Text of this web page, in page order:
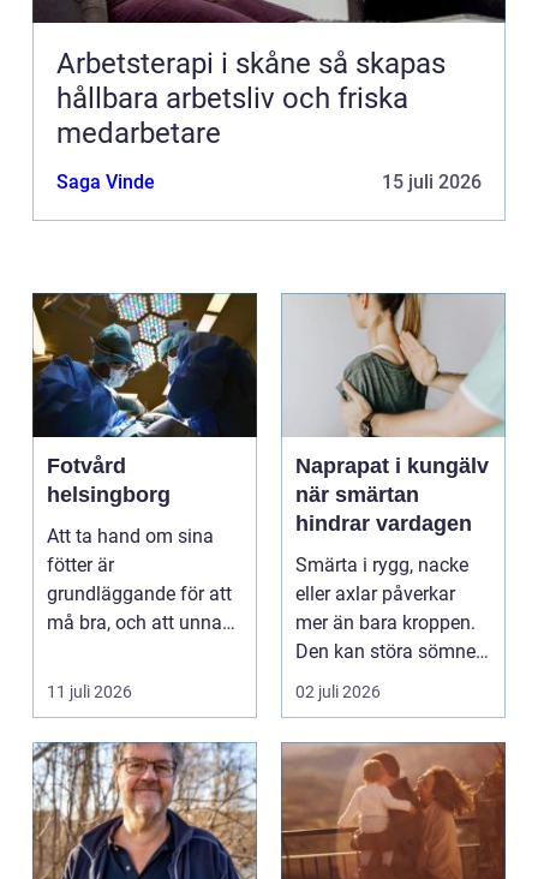
Arbetsterapi i skåne så skapas
hållbara arbetsliv och friska
medarbetare
Saga Vinde 15 juli 2026
Fotvård
helsingborg
Att ta hand om sina
fötter är
grundläggande för att
må bra, och att unna
fotvård k...
11 juli 2026
Naprapat i kungälv
när smärtan
hindrar vardagen
Smärta i rygg, nacke
eller axlar påverkar
mer än bara kroppen.
Den kan störa sömnen,
göra det svårt ...
02 juli 2026